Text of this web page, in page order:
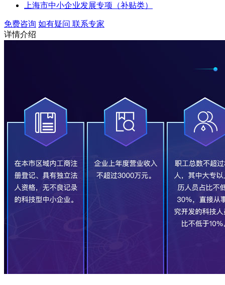
上海市中小企业发展专项（补贴类）
免费咨询 如有疑问 联系专家
详情介绍